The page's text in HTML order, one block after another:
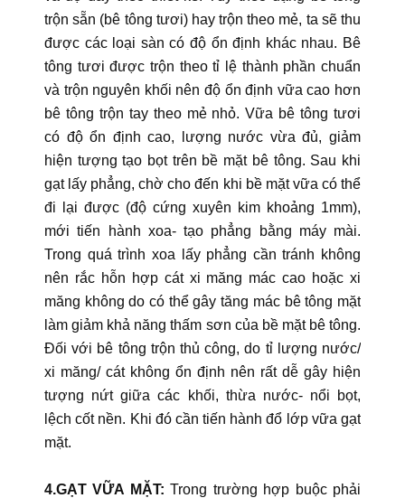
trộn sẵn (bê tông tươi) hay trộn theo mẻ, ta sẽ thu
được các loại sàn có độ ổn định khác nhau. Bê
tông tươi được trộn theo tỉ lệ thành phần chuẩn
và trộn nguyên khối nên độ ổn định vữa cao hơn
bê tông trộn tay theo mẻ nhỏ. Vữa bê tông tươi
có độ ổn định cao, lượng nước vừa đủ, giảm
hiện tượng tạo bọt trên bề mặt bê tông. Sau khi
gạt lấy phẳng, chờ cho đến khi bề mặt vữa có thể
đi lại được (độ cứng xuyên kim khoảng 1mm),
mới tiến hành xoa- tạo phẳng bằng máy mài.
Trong quá trình xoa lấy phẳng cần tránh không
nên rắc hỗn hợp cát xi măng mác cao hoặc xi
măng không do có thể gây tăng mác bê tông mặt
làm giảm khả năng thấm sơn của bề mặt bê tông.
Đối với bê tông trộn thủ công, do tỉ lượng nước/
xi măng/ cát không ổn định nên rất dễ gây hiện
tượng nứt giữa các khối, thừa nước- nổi bọt,
lệch cốt nền. Khi đó cần tiến hành đổ lớp vữa gạt
mặt.
4.GẠT VỮA MẶT: Trong trường hợp buộc phải